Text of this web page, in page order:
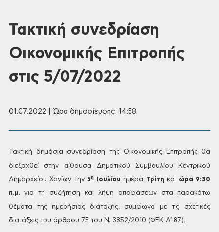
Τακτική συνεδρίαση
Οικονομικής Επιτροπής
στις 5/07/2022
01.07.2022 | Ώρα δημοσίευσης: 14:58
Τακτική δημόσια συνεδρίαση της Οικονομικής Επιτροπής θα
διεξαχθεί στην αίθουσα Δημοτικού Συμβουλίου Κεντρικού
Δημαρχείου Χανίων την5η Ιουλίουημέρα Τρίτηκαι ώρα 9:30
π.μ. για τη συζήτηση και λήψη αποφάσεων στα παρακάτω
θέματα της ημερήσιας διάταξης, σύμφωνα με τις σχετικές
διατάξεις του άρθρου 75 του Ν. 3852/2010 (ΦΕΚ Α’ 87).